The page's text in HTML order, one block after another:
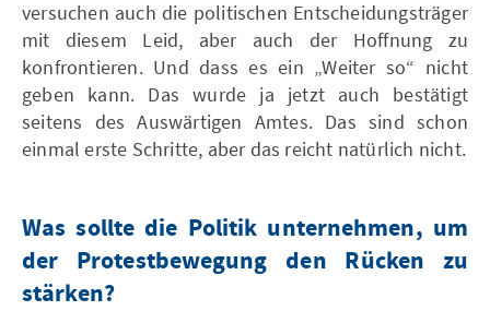
versuchen auch die politischen Entscheidungsträger
mit diesem Leid, aber auch der Hoffnung zu
konfrontieren. Und dass es ein „Weiter so“ nicht
geben kann. Das wurde ja jetzt auch bestätigt
seitens des Auswärtigen Amtes. Das sind schon
einmal erste Schritte, aber das reicht natürlich nicht.
Was sollte die Politik unternehmen, um
der Protestbewegung den Rücken zu
stärken?